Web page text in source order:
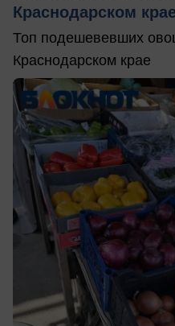
Краснодарском крае
Топ подешевевших
Краснодарском крае